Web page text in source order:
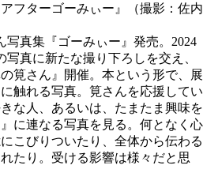
フターゴーみぃー』（撮影：佐内
写真集『ゴーみぃー』発売。2024
真に新たな撮り下ろしを交え、
筧さん』開催。本という形で、展
触れる写真。筧さんを応援してい
な人、あるいは、たまたま興味を
に連なる写真を見る。何となく心
こびりついたり、全体から伝わる
たり。受ける影響は様々だと思